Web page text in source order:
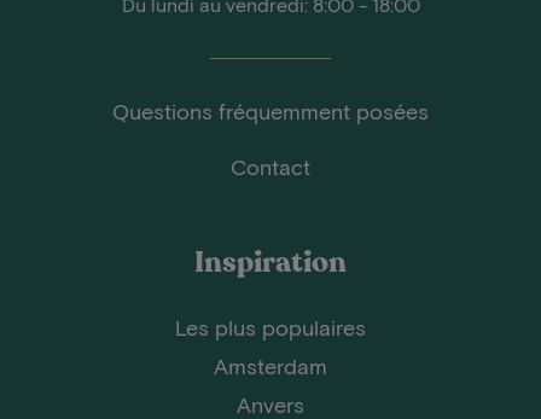
Questions fréquemment posées
Contact
Inspiration
Les plus populaires
Amsterdam
Anvers